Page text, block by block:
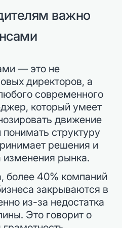
важно
— это не
директоров, а
современного
который умеет
движение
структуру
решения и
изменения рынка.
более 40% компаний
закрываются в
из-за недостатка
Это говорит о